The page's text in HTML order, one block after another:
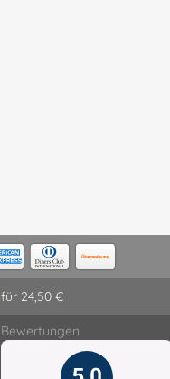
für 24,50 €
Bewertungen